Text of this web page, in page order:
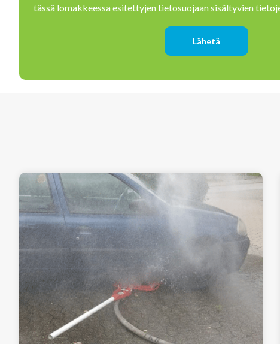
tässä lomakkeessa esitettyjen tietosuojaan sisältyvien